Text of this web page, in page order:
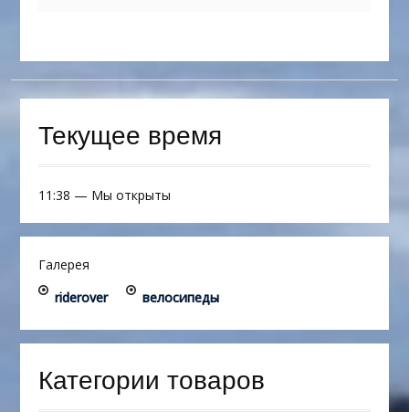
Текущее время
11:38 — Мы открыты
Галерея
riderover
велосипеды
Категории товаров